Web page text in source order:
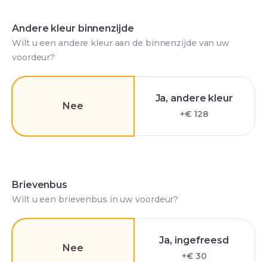
Andere kleur binnenzijde
Wilt u een andere kleur aan de binnenzijde van uw
voordeur?
Nee
Ja, andere kleur
+€ 128
Brievenbus
Wilt u een brievenbus in uw voordeur?
Nee
Ja, ingefreesd
+€ 30